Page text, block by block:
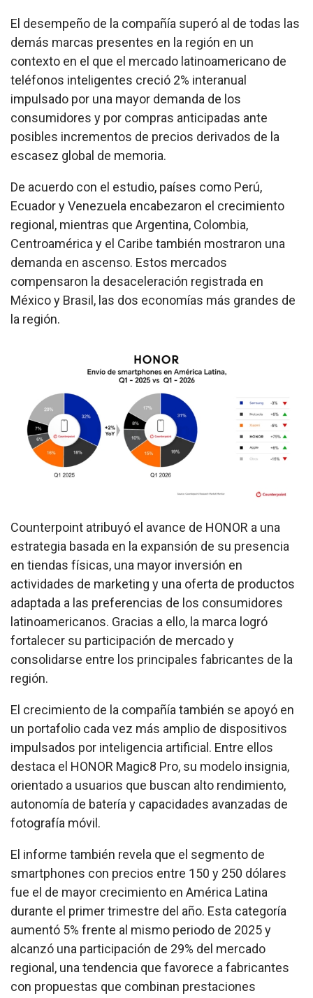
El desempeño de la compañía superó al de todas las
demás marcas presentes en la región en un
contexto en el que el mercado latinoamericano de
teléfonos inteligentes creció 2% interanual
impulsado por una mayor demanda de los
consumidores y por compras anticipadas ante
posibles incrementos de precios derivados de la
escasez global de memoria.
De acuerdo con el estudio, países como Perú,
Ecuador y Venezuela encabezaron el crecimiento
regional, mientras que Argentina, Colombia,
Centroamérica y el Caribe también mostraron una
demanda en ascenso. Estos mercados
compensaron la desaceleración registrada en
México y Brasil, las dos economías más grandes de
la región.
Counterpoint atribuyó el avance de HONOR a una
estrategia basada en la expansión de su presencia
en tiendas físicas, una mayor inversión en
actividades de marketing y una oferta de productos
adaptada a las preferencias de los consumidores
latinoamericanos. Gracias a ello, la marca logró
fortalecer su participación de mercado y
consolidarse entre los principales fabricantes de la
región.
El crecimiento de la compañía también se apoyó en
un portafolio cada vez más amplio de dispositivos
impulsados por inteligencia artificial. Entre ellos
destaca el HONOR Magic8 Pro, su modelo insignia,
orientado a usuarios que buscan alto rendimiento,
autonomía de batería y capacidades avanzadas de
fotografía móvil.
El informe también revela que el segmento de
smartphones con precios entre 150 y 250 dólares
fue el de mayor crecimiento en América Latina
durante el primer trimestre del año. Esta categoría
aumentó 5% frente al mismo periodo de 2025 y
alcanzó una participación de 29% del mercado
regional, una tendencia que favorece a fabricantes
con propuestas que combinan prestaciones